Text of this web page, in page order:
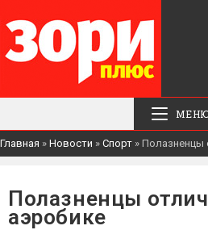
Главная » Новости » Спорт » Полазненцы
Полазненцы
аэробике